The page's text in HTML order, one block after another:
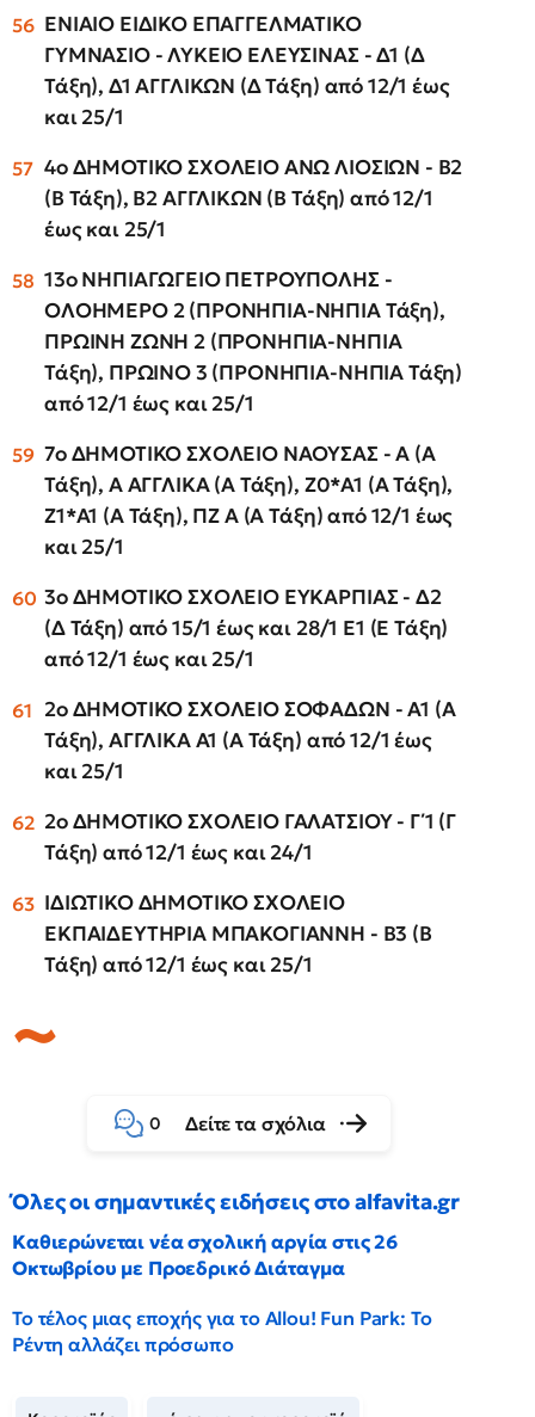
ΕΝΙΑΙΟ ΕΙΔΙΚΟ ΕΠΑΓΓΕΛΜΑΤΙΚΟ
ΓΥΜΝΑΣΙΟ - ΛΥΚΕΙΟ ΕΛΕΥΣΙΝΑΣ - Δ1 (Δ
Τάξη), Δ1 ΑΓΓΛΙΚΩΝ (Δ Τάξη) από 12/1 έως
και 25/1
4ο ΔΗΜΟΤΙΚΟ ΣΧΟΛΕΙΟ ΑΝΩ ΛΙΟΣΙΩΝ - Β2
(Β Τάξη), Β2 ΑΓΓΛΙΚΩΝ (Β Τάξη) από 12/1
έως και 25/1
13ο ΝΗΠΙΑΓΩΓΕΙΟ ΠΕΤΡΟΥΠΟΛΗΣ -
ΟΛΟΗΜΕΡΟ 2 (ΠΡΟΝΗΠΙΑ-ΝΗΠΙΑ Τάξη),
ΠΡΩΙΝΗ ΖΩΝΗ 2 (ΠΡΟΝΗΠΙΑ-ΝΗΠΙΑ
Τάξη), ΠΡΩΙΝΟ 3 (ΠΡΟΝΗΠΙΑ-ΝΗΠΙΑ Τάξη)
από 12/1 έως και 25/1
7ο ΔΗΜΟΤΙΚΟ ΣΧΟΛΕΙΟ ΝΑΟΥΣΑΣ - Α (Α
Τάξη), Α ΑΓΓΛΙΚΑ (Α Τάξη), Ζ0*Α1 (Α Τάξη),
Ζ1*Α1 (Α Τάξη), ΠΖ Α (Α Τάξη) από 12/1 έως
και 25/1
3ο ΔΗΜΟΤΙΚΟ ΣΧΟΛΕΙΟ ΕΥΚΑΡΠΙΑΣ - Δ2
(Δ Τάξη) από 15/1 έως και 28/1 Ε1 (Ε Τάξη)
από 12/1 έως και 25/1
2ο ΔΗΜΟΤΙΚΟ ΣΧΟΛΕΙΟ ΣΟΦΑΔΩΝ - Α1 (Α
Τάξη), ΑΓΓΛΙΚΑ Α1 (Α Τάξη) από 12/1 έως
και 25/1
2ο ΔΗΜΟΤΙΚΟ ΣΧΟΛΕΙΟ ΓΑΛΑΤΣΙΟΥ - Γ΄1 (Γ
Τάξη) από 12/1 έως και 24/1
ΙΔΙΩΤΙΚΟ ΔΗΜΟΤΙΚΟ ΣΧΟΛΕΙΟ
ΕΚΠΑΙΔΕΥΤΗΡΙΑ ΜΠΑΚΟΓΙΑΝΝΗ - B3 (Β
Τάξη) από 12/1 έως και 25/1
0 Δείτε τα σχόλια
Όλες οι σημαντικές ειδήσεις στο alfavita.gr
Καθιερώνεται νέα σχολική αργία στις 26
Οκτωβρίου με Προεδρικό Διάταγμα
Το τέλος μιας εποχής για το Allou! Fun Park: Το
Ρέντη αλλάζει πρόσωπο